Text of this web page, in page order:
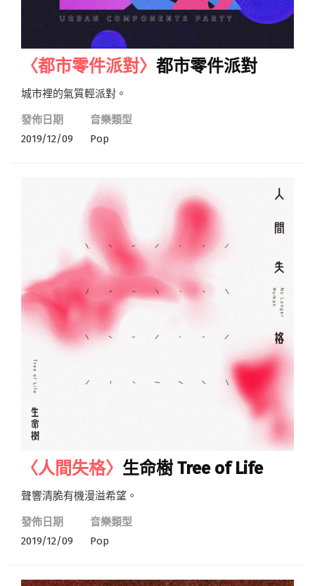
〈都市零件派對〉 都市零件派對
城市裡的氣質輕派對。
發佈日期
2019/12/09
音樂類型
Pop
〈人間失格〉 生命樹 Tree of Life
聲響清脆有機漫溢希望。
發佈日期
2019/12/09
音樂類型
Pop